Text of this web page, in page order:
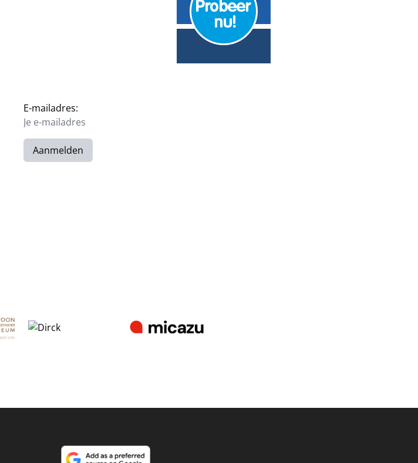
E-mailadres:
Aanmelden